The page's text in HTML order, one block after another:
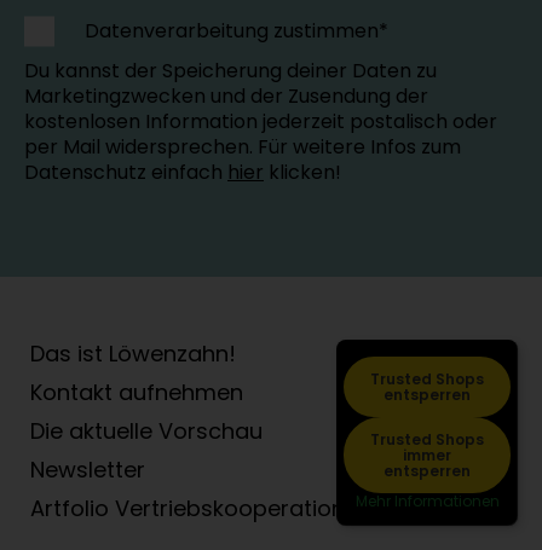
Datenverarbeitung zustimmen*
Du kannst der Speicherung deiner Daten zu
Marketingzwecken und der Zusendung der
kostenlosen Information jederzeit postalisch oder
per Mail widersprechen. Für weitere Infos zum
Datenschutz einfach hier klicken!
Das ist Löwenzahn!
Kontakt aufnehmen
Die aktuelle Vorschau
Newsletter
Artfolio Vertriebs­kooperation
Trusted Shops
entsperren
Trusted Shops
immer
entsperren
Mehr Informationen